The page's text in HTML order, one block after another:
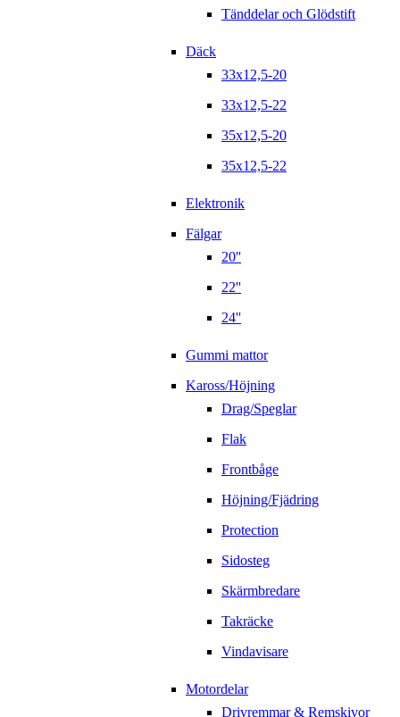
Tänddelar och Glödstift
Däck
33x12,5-20
33x12,5-22
35x12,5-20
35x12,5-22
Elektronik
Fälgar
20''
22''
24''
Gummi mattor
Kaross/Höjning
Drag/Speglar
Flak
Frontbåge
Höjning/Fjädring
Protection
Sidosteg
Skärmbredare
Takräcke
Vindavisare
Motordelar
Drivremmar & Remskivor